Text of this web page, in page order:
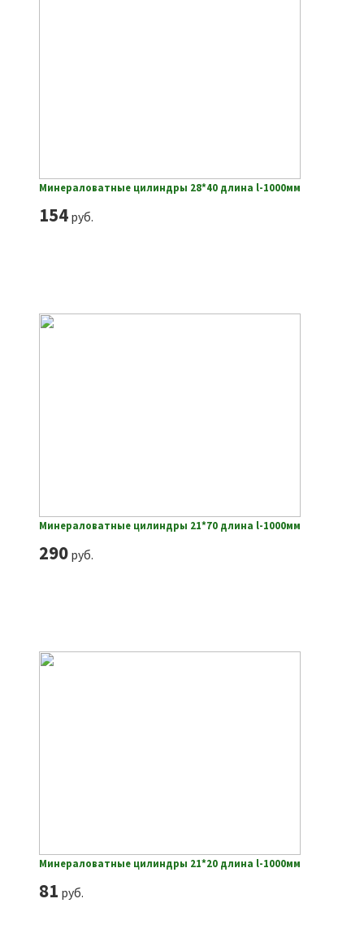
Минераловатные цилиндры 28*40 длина l-1000мм
154руб.
Минераловатные цилиндры 21*70 длина l-1000мм
290руб.
Минераловатные цилиндры 21*20 длина l-1000мм
81 руб.